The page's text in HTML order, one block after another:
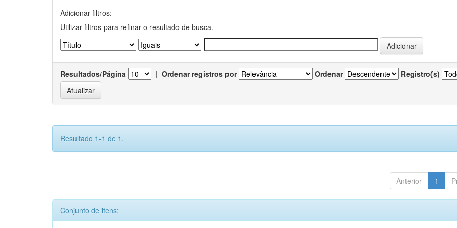
Adicionar filtros:
Utilizar filtros para refinar o resultado de busca.
Resultados/Página | Ordenar registros por Ordenar Registro(s)
Resultado 1-1 de 1.
Anterior 1
Conjunto de itens: